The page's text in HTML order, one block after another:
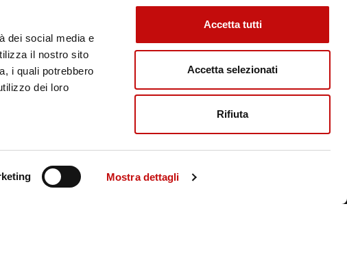
dei social media e
il nostro sito
i quali potrebbero
dei loro
Mostra dettagli
Accetta tutti
Accetta selezionati
Rifiuta
Sale
General Conditions of
Purchase